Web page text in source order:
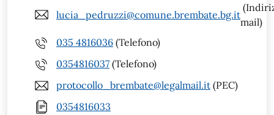
lucia_pedruzzi@comune.brembate.bg.it
mail)
035 4816036 (Telefono)
0354816037 (Telefono)
protocollo_brembate@legalmail.it (PEC)
0354816033